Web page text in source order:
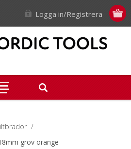
Logga in/Registrera
/
grov orange